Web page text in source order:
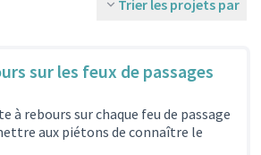
Trier les projets par
sur les feux de passages
à rebours sur chaque feu de passage
aux piétons de connaître le